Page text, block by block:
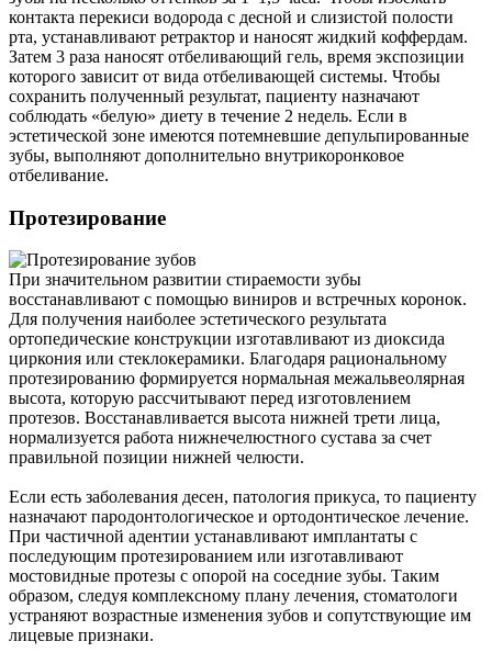
контакта перекиси водорода с десной и слизистой полости
рта, устанавливают ретрактор и наносят жидкий коффердам.
Затем 3 раза наносят отбеливающий гель, время экспозиции
которого зависит от вида отбеливающей системы. Чтобы
сохранить полученный результат, пациенту назначают
соблюдать «белую» диету в течение 2 недель. Если в
эстетической зоне имеются потемневшие депульпированные
зубы, выполняют дополнительно внутрикоронковое
отбеливание.
Протезирование
При значительном развитии стираемости зубы
восстанавливают с помощью виниров и встречных коронок.
Для получения наиболее эстетического результата
ортопедические конструкции изготавливают из диоксида
циркония или стеклокерамики. Благодаря рациональному
протезированию формируется нормальная межальвеолярная
высота, которую рассчитывают перед изготовлением
протезов. Восстанавливается высота нижней трети лица,
нормализуется работа нижнечелюстного сустава за счет
правильной позиции нижней челюсти.
Если есть заболевания десен, патология прикуса, то пациенту
назначают пародонтологическое и ортодонтическое лечение.
При частичной адентии устанавливают имплантаты с
последующим протезированием или изготавливают
мостовидные протезы с опорой на соседние зубы. Таким
образом, следуя комплексному плану лечения, стоматологи
устраняют возрастные изменения зубов и сопутствующие им
лицевые признаки.